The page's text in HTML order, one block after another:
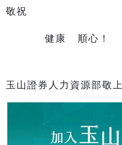
敬祝
健康 順心！
玉山證券人力資源部敬上